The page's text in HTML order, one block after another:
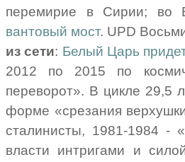
перемирие в Сирии; во
вантовый мост. UPD
из сети: Белый Царь
2012 по 2015 по
переворот». В цикле 29,5
форме «срезания
сталинисты, 1981-1984 -
власти интригами и